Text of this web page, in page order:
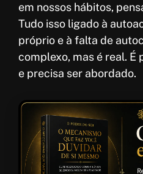
em nossos hábitos,
Tudo isso ligado à
próprio e à falta de
complexo, mas é real. É
e precisa ser abordado.